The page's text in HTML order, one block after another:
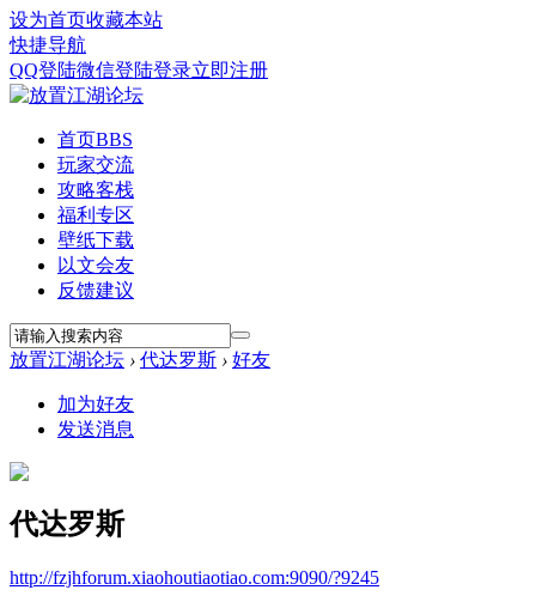
设为首页收藏本站
快捷导航
QQ登陆微信登陆登录立即注册
首页BBS
玩家交流
攻略客栈
福利专区
壁纸下载
以文会友
反馈建议
放置江湖论坛 › 代达罗斯 › 好友
加为好友
发送消息
代达罗斯
http://fzjhforum.xiaohoutiaotiao.com:9090/?9245